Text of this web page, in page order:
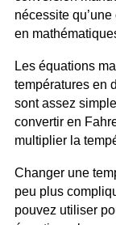
nécessite
en
Les équations
températures en
sont assez
convertir en
multiplier la
Changer une
peu plus
pouvez utiliser